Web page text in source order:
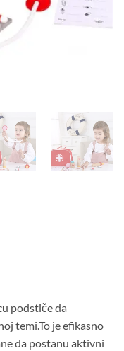
KM.
podstiče da
temi.To je efikasno
da postanu aktivni